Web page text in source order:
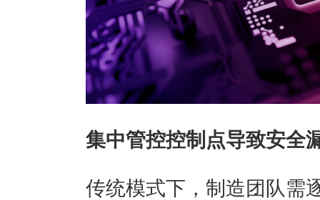
集中管控控制点导致安全
传统模式下，制造团队需